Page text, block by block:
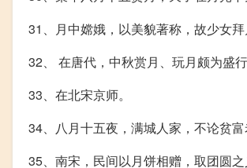
31、月中嫦娥，以美貌著称，故少女拜
32、 在唐代，中秋赏月、玩月颇为盛行
33、在北宋京师。
34、八月十五夜，满城人家，不论贫
35、南宋，民间以月饼相赠，取团圆之